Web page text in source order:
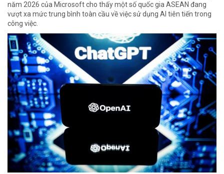
năm 2026 của Microsoft cho thấy một số quốc gia ASEAN đang
vượt xa mức trung bình toàn cầu về việc sử dụng AI tiên tiến trong
công việc.